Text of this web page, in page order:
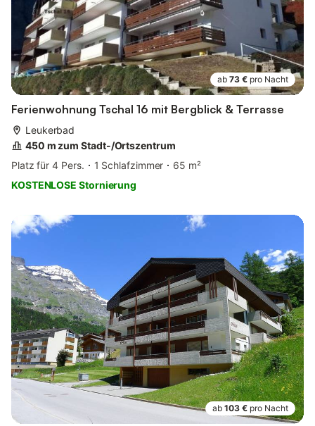
ab 73 € pro Nacht
Ferienwohnung Tschal 16 mit Bergblick & Terrasse
Leukerbad
450 m zum Stadt-/Ortszentrum
Platz für 4 Pers.
1 Schlafzimmer
65 m²
KOSTENLOSE Stornierung
ab 103 € pro Nacht